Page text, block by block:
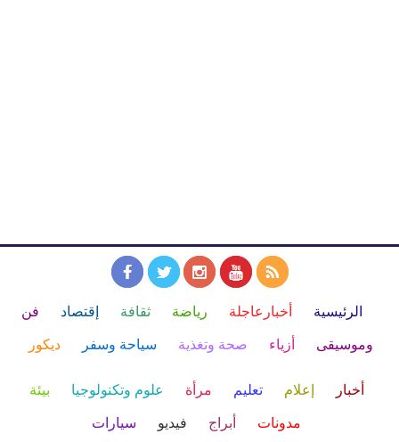
الرئيسية أخبارعاجلة رياضة ثقافة إقتصاد فن
وموسيقى أزياء صحة وتغذية سياحة وسفر ديكور
أخبار إعلام تعليم مرأة علوم وتكنولوجيا بيئة
مدونات أبراج فيديو سيارات